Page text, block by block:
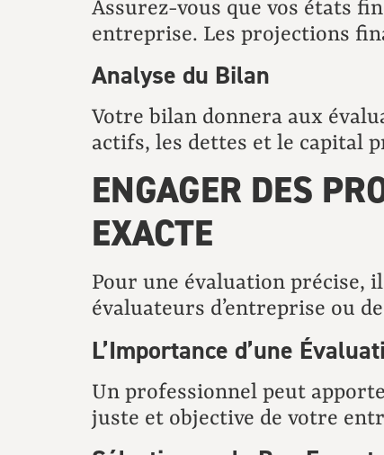
Assurez-vous que vos états
entreprise. Les projections
Analyse du Bilan
Votre bilan donnera aux
actifs, les dettes et le capital
ENGAGER DES
EXACTE
Pour une évaluation précise,
évaluateurs d’entreprise ou
L’Importance d’une
Un professionnel peut
juste et objective de votre